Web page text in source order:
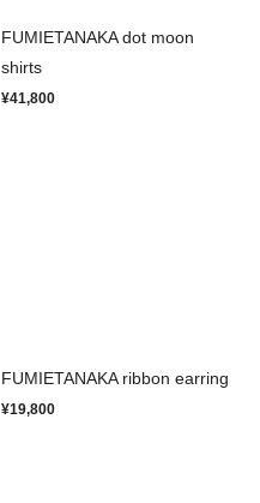
FUMIETANAKA dot moon
shirts
¥41,800
FUMIETANAKA ribbon earring
¥19,800